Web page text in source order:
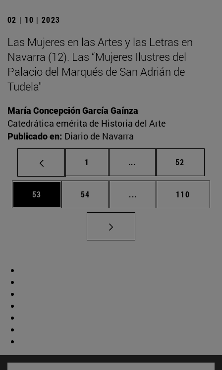
02 | 10 | 2023
Las Mujeres en las Artes y las Letras en
Navarra (12). Las “Mujeres Ilustres del
Palacio del Marqués de San Adrián de
Tudela"
María Concepción García Gaínza
Catedrática emérita de Historia del Arte
Publicado en: Diario de Navarra
Página
1 ... Páginas intermedias
Página
52
Página
53 Página
54 ... Páginas intermedias
Página
110